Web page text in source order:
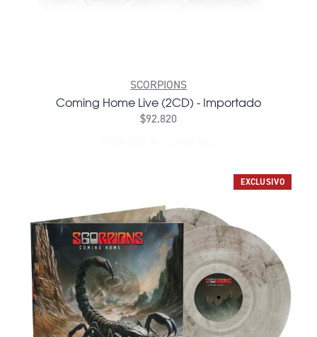
SCORPIONS
Coming Home Live (2CD) - Importado
$92.820
EXCLUSIVO